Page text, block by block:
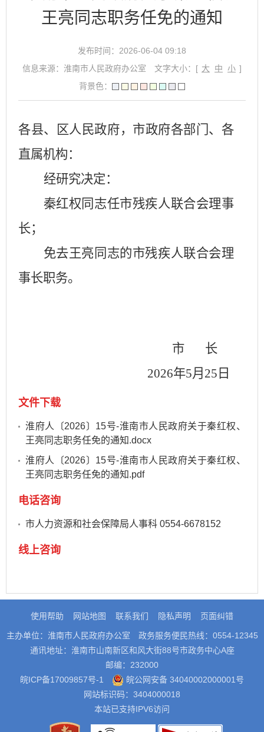
王亮同志职务任免的通知
发布时间：2026-06-04 09:18
信息来源：淮南市人民政府办公室
文字大小：[ 大 中 小 ]
背景色：
各县、区人民政府，市政府各部门、各
直属机构：
经研究决定：
秦红权同志任市残疾人联合会理事
长；
免去王亮同志的市残疾人联合会理
事长职务。
市
长
2026年5月 25 日
文件下载
淮府人〔2026〕15号-淮南市人民政府关于秦红权、
王亮同志职务任免的通知.docx
淮府人〔2026〕15号-淮南市人民政府关于秦红权、
王亮同志职务任免的通知.pdf
电话咨询
市人力资源和社会保障局人事科 0554-6678152
线上咨询
使用帮助 网站地图 联系我们 隐私声明 页面纠错
主办单位：淮南市人民政府办公室
政务服务便民热线：0554-12345
通讯地址：淮南市山南新区和风大街88号市政务中心A座
邮编：232000
皖ICP备17009857号-1
皖公网安备 34040002000001号
网站标识码：3404000018
本站已支持IPV6访问